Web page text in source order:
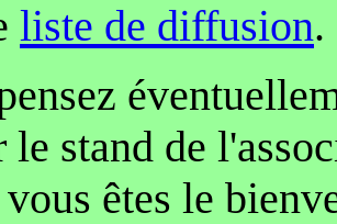
liste de diffusion.
le stand de
êtes le